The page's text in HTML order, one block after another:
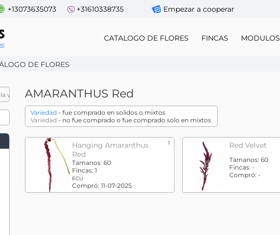
+13073635073 +31610338735 Empezar a cooperar
CATALOGO DE FLORES FINCAS MODULOS
DE FLORES
AMARANTHUS Red
Variedad - fue comprado en solidos o mixtos
Variedad - no fue comprado o fue comprado solo en mixtos
Hanging Amaranthus
Red
1
Tamanos: 60
Fincas: 1
ECU
Compró: 11-07-2025
Red Velvet
Tamanos: 60
Fincas: -
Compró: -